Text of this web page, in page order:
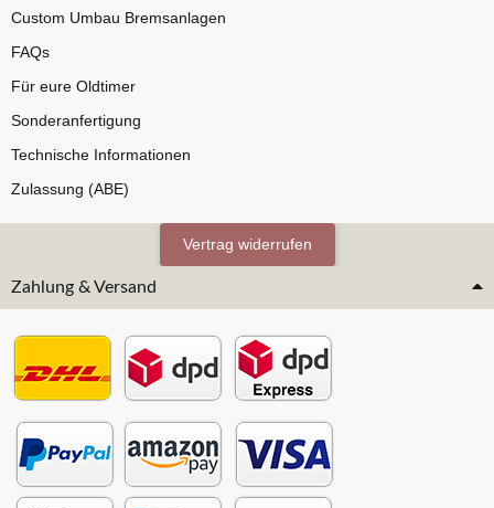
Custom Umbau Bremsanlagen
FAQs
Für eure Oldtimer
Sonderanfertigung
Technische Informationen
Zulassung (ABE)
Vertrag widerrufen
Zahlung & Versand